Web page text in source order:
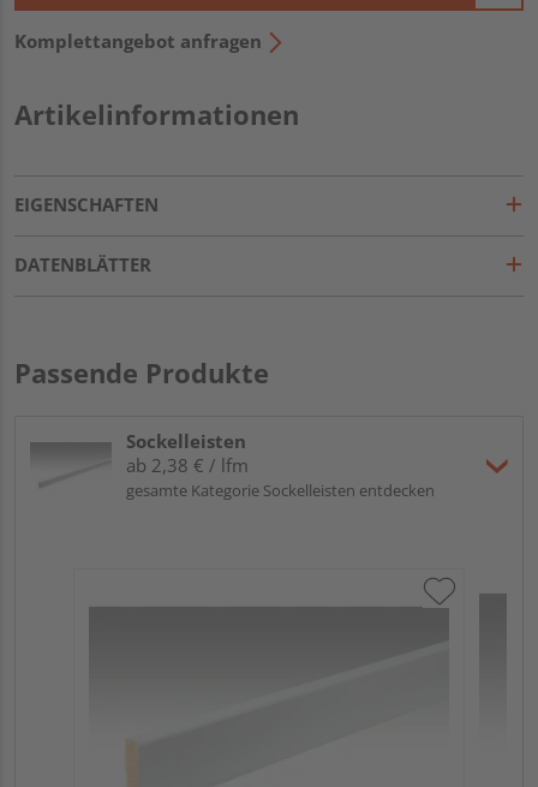
Komplettangebot anfragen
Artikelinformationen
EIGENSCHAFTEN
DATENBLÄTTER
Passende Produkte
Sockelleisten
ab 2,38 € / lfm
gesamte Kategorie Sockelleisten entdecken